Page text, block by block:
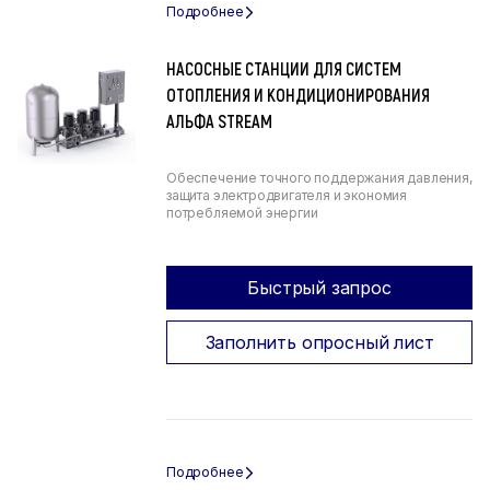
НАСОСНЫЕ СТАНЦИИ ДЛЯ СИСТЕМ
ОТОПЛЕНИЯ И КОНДИЦИОНИРОВАНИЯ
АЛЬФА STREAM
Обеспечение точного поддержания давления,
защита электродвигателя и экономия
потребляемой энергии
Быстрый запрос
Заполнить опросный лист